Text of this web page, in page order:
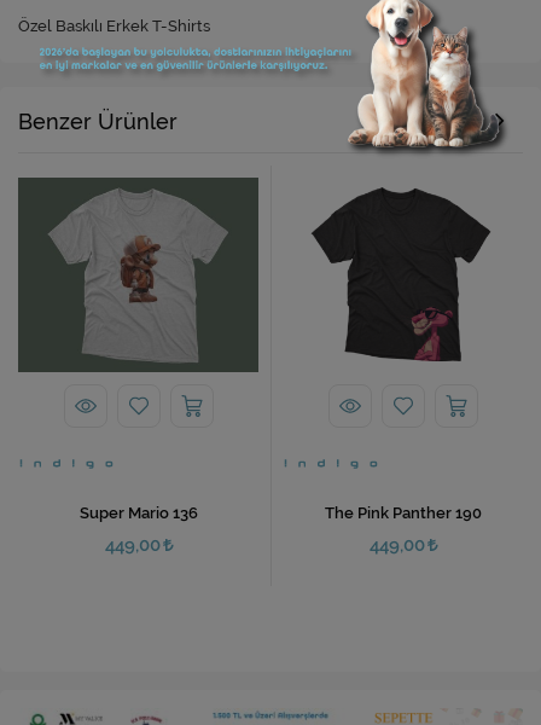
Özel Baskılı Erkek T-Shirts
Benzer Ürünler
Super Mario 136
449,00
The Pink Panther 190
449,00